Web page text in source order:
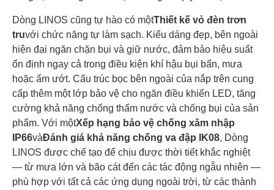
Dòng LINOS cũng tự hào có mộtThiết kế vỏ đèn trơn
truvới chức năng tự làm sạch. Kiểu dáng đẹp, bên ngoài
hiện đại ngăn chặn bụi và giữ nước, đảm bảo hiệu suất
ổn định ngay cả trong điều kiện khí hậu bụi bẩn, mưa
hoặc ẩm ướt. Cấu trúc bọc bên ngoài của nắp trên cung
cấp thêm một lớp bảo vệ cho ngăn điều khiển LED, tăng
cường khả năng chống thấm nước và chống bụi của sản
phẩm. Với mộtXếp hạng bảo vệ chống xâm nhập
IP66vàĐánh giá khả năng chống va đập IK08, Dòng
LINOS được chế tạo để chịu được thời tiết khắc nghiệt
— từ mưa lớn và bão cát đến các tác động ngẫu nhiên —
phù hợp với tất cả các ứng dụng ngoài trời, từ các thành